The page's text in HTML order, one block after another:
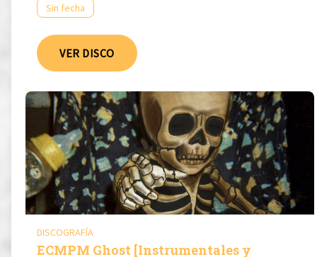
Sin fecha
VER DISCO
DISCOGRAFÍA
ECMPM Ghost [Instrumentales y